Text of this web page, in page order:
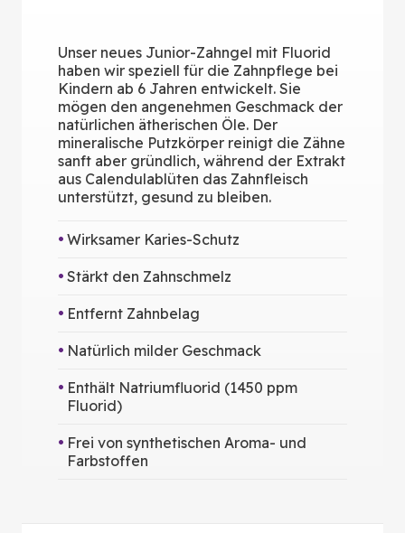
Unser neues Junior-Zahngel mit Fluorid
haben wir speziell für die Zahnpflege bei
Kindern ab 6 Jahren entwickelt. Sie
mögen den angenehmen Geschmack der
natürlichen ätherischen Öle. Der
mineralische Putzkörper reinigt die Zähne
sanft aber gründlich, während der Extrakt
aus Calendulablüten das Zahnfleisch
unterstützt, gesund zu bleiben.
Wirksamer Karies-Schutz
Stärkt den Zahnschmelz
Entfernt Zahnbelag
Natürlich milder Geschmack
Enthält Natriumfluorid (1450 ppm
Fluorid)
Frei von synthetischen Aroma- und
Farbstoffen